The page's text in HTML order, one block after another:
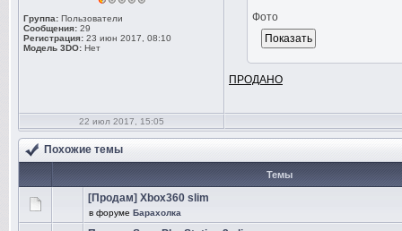
Группа: Пользователи
Сообщения: 29
Регистрация: 23 июн 2017, 08:10
Модель 3DO: Нет
Фото
ПРОДАНО
22 июл 2017, 15:05
Похожие темы
Темы
[Продам] Xbox360 slim
в форуме Барахолка